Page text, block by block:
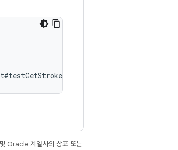
Oracle 계열사의 상표 또는